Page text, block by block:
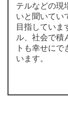
テルなどの現
いと聞いてい
目指していま
ル、社会で積
トも幸せに
います。